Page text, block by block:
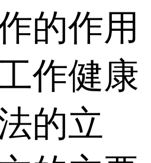
的作用
作健康
的立